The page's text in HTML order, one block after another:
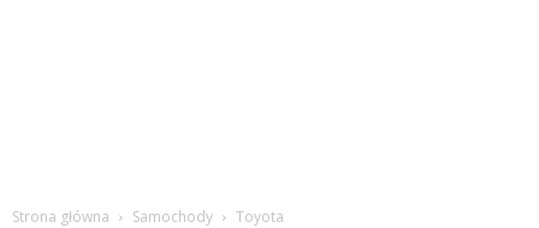
Strona główna Samochody Toyota